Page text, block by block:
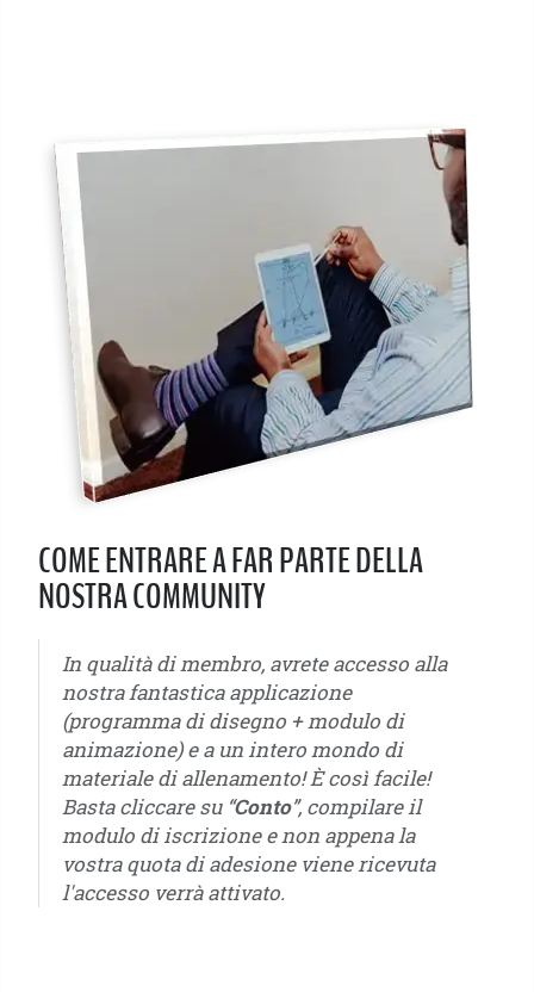
COME ENTRARE A FAR PARTE DELLA
NOSTRA COMMUNITY
In qualità di membro, avrete accesso alla
nostra fantastica applicazione
(programma di disegno + modulo di
animazione) e a un intero mondo di
materiale di allenamento! È così facile!
Basta cliccare su “Conto”, compilare il
modulo di iscrizione e non appena la
vostra quota di adesione viene ricevuta
l'accesso verrà attivato.